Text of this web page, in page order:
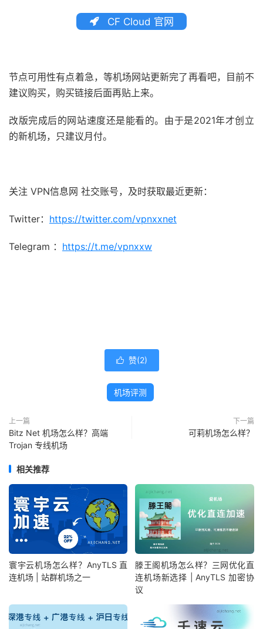
CF Cloud 官网
节点可用性有点着急，等机场网站更新完了再看吧，目前不
建议购买，购买链接后面再贴上来。
改版完成后的网站速度还是能看的。由于是2021年才创立
的新机场，只建议月付。
关注 VPN信息网 社交账号，及时获取最近更新：
Twitter： https://twitter.com/vpnxxnet
Telegram ： https://t.me/vpnxxw
 赞(2)
机场评测
上一篇
Bitz Net 机场怎么样？高端
Trojan 专线机场
下一篇
可莉机场怎么样？
相关推荐
寰宇云机场怎么样？AnyTLS 直
连机场 | 站群机场之一
滕王阁机场怎么样？三网优化直
连机场新选择 | AnyTLS 加密协
议